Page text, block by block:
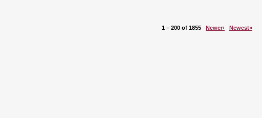
1 – 200 of 1855 Newer› Newest»